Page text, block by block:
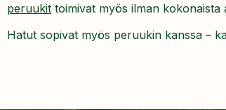
peruukit toimivat myös ilman kokonaista
Hatut sopivat myös peruukin kanssa –